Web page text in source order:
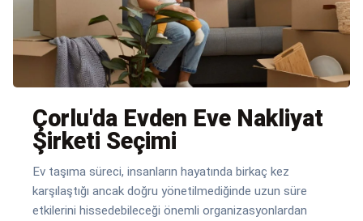
Çorlu'da Evden Eve Nakliyat
Şirketi Seçimi
Ev taşıma süreci, insanların hayatında birkaç kez
karşılaştığı ancak doğru yönetilmediğinde uzun süre
etkilerini hissedebileceği önemli organizasyonlardan